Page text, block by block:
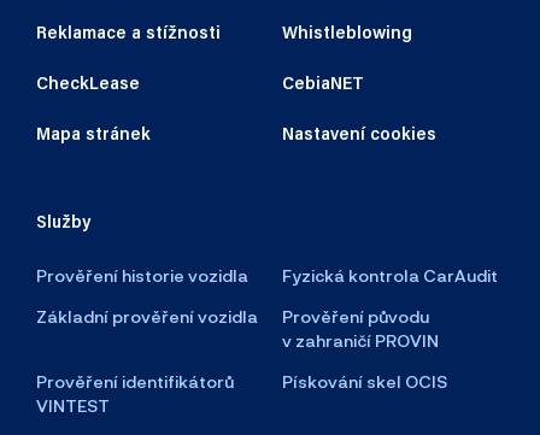
Reklamace a stížnosti Whistleblowing
CheckLease CebiaNET
Mapa stránek Nastavení cookies
Služby
Prověření historie vozidla
Fyzická kontrola CarAudit
Základní prověření vozidla
Prověření původu
v zahraničí PROVIN
Prověření identifikátorů
VINTEST
Pískování skel OCIS